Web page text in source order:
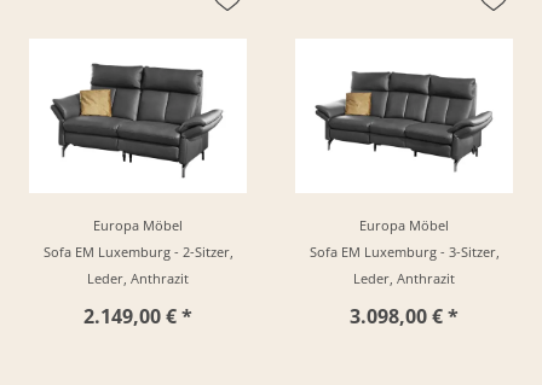
Europa Möbel
Sofa EM Luxemburg - 2-Sitzer,
Leder, Anthrazit
2.149,00 € *
Europa Möbel
Sofa EM Luxemburg - 3-Sitzer,
Leder, Anthrazit
3.098,00 € *